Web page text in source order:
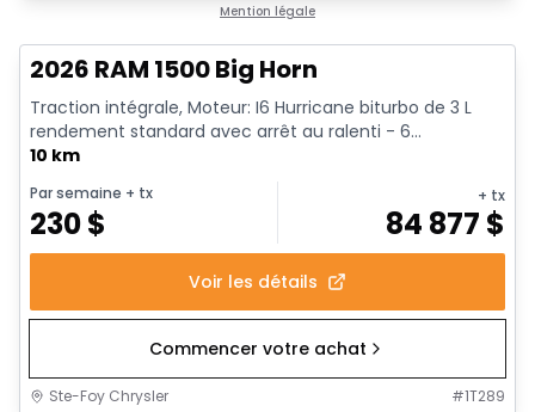
Mention légale
2026 RAM 1500 Big Horn
Traction intégrale, Moteur: I6 Hurricane biturbo de 3 L
rendement standard avec arrêt au ralenti - 6...
10 km
Par semaine + tx
230$
+ tx
84 877 $
Voir les détails
Commencer votre achat
Ste-Foy Chrysler #1T289